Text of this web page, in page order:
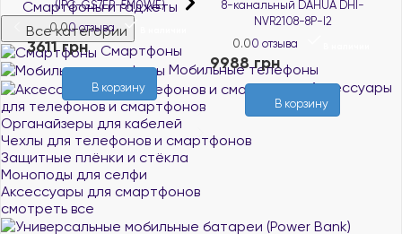
Смартфоны и гаджеты
Все категории
Смартфоны
Мобильные телефоны
Аксессуары
для телефонов и смартфонов
Органайзеры для кабелей
Чехлы для телефонов и смартфонов
Защитные плёнки и стёкла
Моноподы для селфи
Аксессуары для смартфонов
смотреть все
8-канальный DAHUA DHI-
NVR2108-8P-I2
0.00 отзыва В наличии
9988 грн
В корзину
DAHUA DH-HAC-
HFW1200CMP-IL-A (2.8)
0.00 отзыва
1276 грн
В корзину